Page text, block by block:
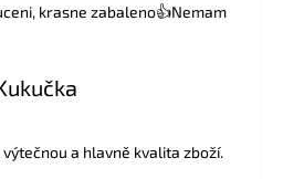
krasne zabaleno👍Nemam
je 5 z 5 hvězdiček.
a hlavně kvalita zboží.